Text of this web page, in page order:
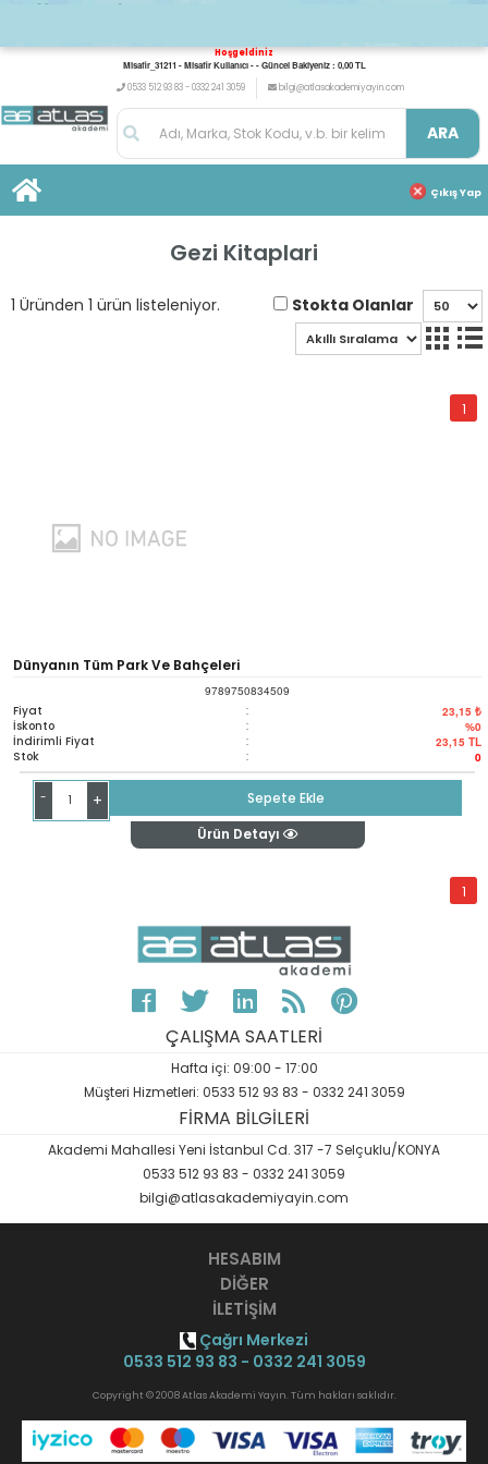
Hoşgeldiniz
Misafir_31211 - Misafir Kullanıcı - - Güncel Bakiyeniz : 0,00 TL
0533 512 93 83 - 0332 241 3059
bilgi@atlasakademiyayin.com
ARA
Çıkış Yap
Gezi Kitaplari
1 Üründen 1 ürün listeleniyor. Stokta Olanlar
1
Dünyanın Tüm Park Ve Bahçeleri
9789750834509
Fiyat : 23,15 ₺
İskonto : %0
İndirimli Fiyat : 23,15 TL
Stok : 0
- +
Sepete Ekle
Ürün Detayı
1
ÇALIŞMA SAATLERİ
Hafta içi: 09:00 - 17:00
Müşteri Hizmetleri: 0533 512 93 83 - 0332 241 3059
FİRMA BİLGİLERİ
Akademi Mahallesi Yeni İstanbul Cd. 317 -7 Selçuklu/KONYA
0533 512 93 83 - 0332 241 3059
bilgi@atlasakademiyayin.com
HESABIM
DİĞER
İLETİŞİM
Çağrı Merkezi
0533 512 93 83 - 0332 241 3059
Copyright © 2008 Atlas Akademi Yayın. Tüm hakları saklıdır.